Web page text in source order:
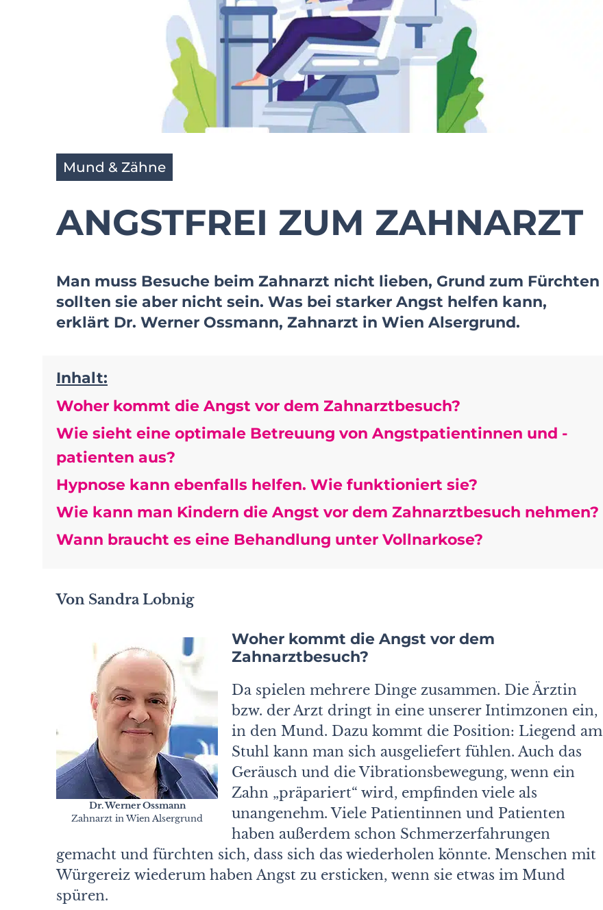
Mund & Zähne
ANGSTFREI ZUM ZAHNARZT
Man muss Besuche beim Zahnarzt nicht lieben, Grund zum Fürchten
sollten sie aber nicht sein. Was bei starker Angst helfen kann,
erklärt Dr. Werner Ossmann, Zahnarzt in Wien Alsergrund.
Inhalt:
Woher kommt die Angst vor dem Zahnarztbesuch?
Wie sieht eine optimale Betreuung von Angstpatientinnen und -
patienten aus?
Hypnose kann ebenfalls helfen. Wie funktioniert sie?
Wie kann man Kindern die Angst vor dem Zahnarztbesuch nehmen?
Wann braucht es eine Behandlung unter Vollnarkose?
Von Sandra Lobnig
Dr. Werner Ossmann
Zahnarzt in Wien Alsergrund
Woher kommt die Angst vor dem
Zahnarztbesuch?
Da spielen mehrere Dinge zusammen. Die Ärztin
bzw. der Arzt dringt in eine unserer Intimzonen ein,
in den Mund. Dazu kommt die Position: Liegend am
Stuhl kann man sich ausgeliefert fühlen. Auch das
Geräusch und die Vibrationsbewegung, wenn ein
Zahn „präpariert“ wird, empfinden viele als
unangenehm. Viele Patientinnen und Patienten
haben außerdem schon Schmerzerfahrungen
gemacht und fürchten sich, dass sich das wiederholen könnte. Menschen mit
Würgereiz wiederum haben Angst zu ersticken, wenn sie etwas im Mund
spüren.